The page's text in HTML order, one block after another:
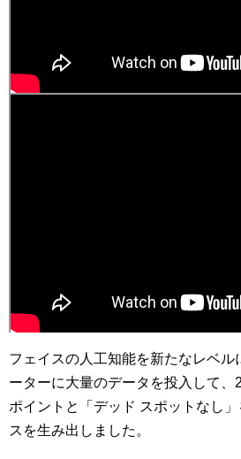
フェイスの人工知能を新たなレベル
ーターに大量のデータを投入して、
ポイントと「デッド スポットなし
スを生み出しました。